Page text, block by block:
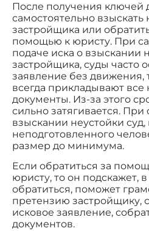
После получения ключей
самостоятельно взыскать
застройщика или
помощью к юристу. При
подаче иска о взыскании
застройщика, суды часто
заявление без движения,
всегда прикладывают
документы. Из-за этого
сильно затягивается. При
взыскании неустойки суд,
неподготовленного
размер до минимума.
Если обратиться за
юристу, то он подскажет,
обратиться, поможет
претензию застройщику,
исковое заявление,
документов.